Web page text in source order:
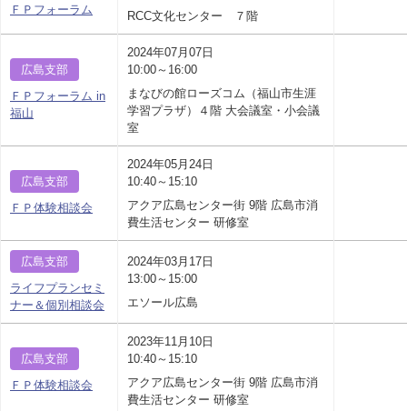
ＦＰフォーラム
RCC文化センター ７階
広島支部
ＦＰフォーラム in
福山
2024年07月07日
10:00～16:00
まなびの館ローズコム（福山市生涯
学習プラザ）４階 大会議室・小会議
室
広島支部
ＦＰ体験相談会
2024年05月24日
10:40～15:10
アクア広島センター街 9階 広島市消
費生活センター 研修室
広島支部
ライフプランセミ
ナー＆個別相談会
2024年03月17日
13:00～15:00
エソール広島
広島支部
ＦＰ体験相談会
2023年11月10日
10:40～15:10
アクア広島センター街 9階 広島市消
費生活センター 研修室